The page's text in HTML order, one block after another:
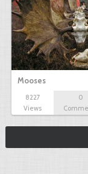
Mooses
8227
Views
0